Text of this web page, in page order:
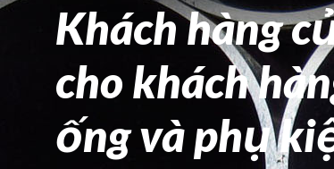
Khách hàng
cho khách
ống và phụ